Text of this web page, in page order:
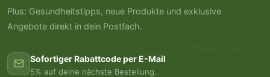
Plus: Gesundheitstipps, neue Produkte und exklusive
Angebote direkt in dein Postfach.
Sofortiger Rabattcode per E-Mail
5% auf deine nächste Bestellung.